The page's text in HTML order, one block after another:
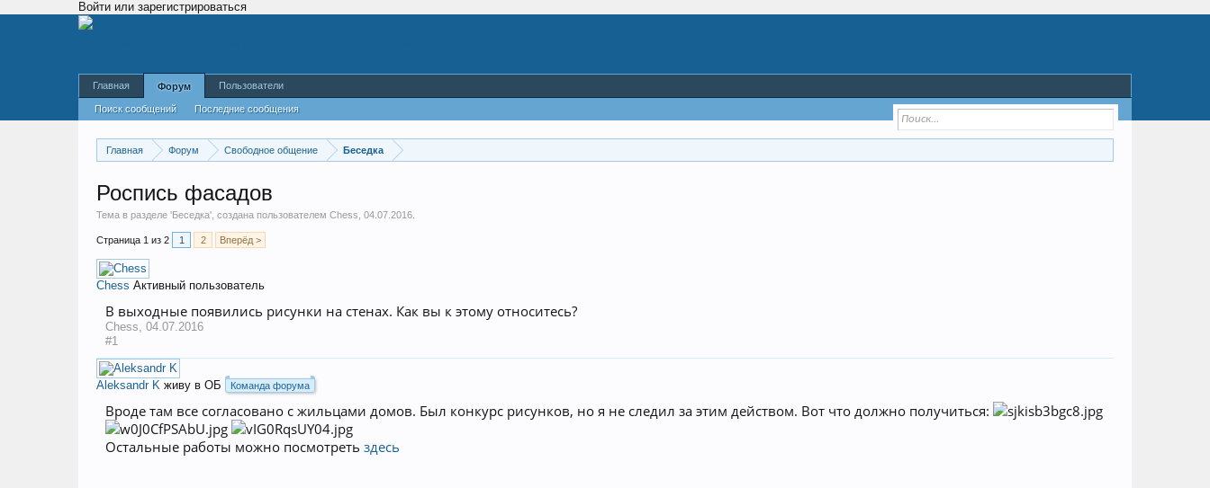
Войти или зарегистрироваться
Главная Форум Свободное общение Беседка
Роспись фасадов
Тема в разделе 'Беседка', создана пользователем Chess 04.07.2016
Страница 1 из 2 1 2 Вперёд >
Chess Активный пользователь
В выходные появились рисунки на стенах. Как вы к этому относитесь?
Chess, 04.07.2016
#1
Aleksandr K живу в ОБ Команда форума
Вроде там все согласовано с жильцами домов. Был конкурс рисунков, но я не следил за этим действом. Вот что должно получиться:
Остальные работы можно посмотреть здесь
Главная Форум
Поиск сообщений Последние сообщения
Пользователи